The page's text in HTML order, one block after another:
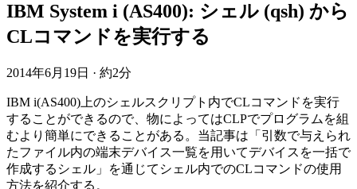
IBM System i (AS400): シェル (qsh) から
CLコマンドを実行する
2014年6月19日 · 約2分
IBM i(AS400)上のシェルスクリプト内でCLコマンドを実行
することができるので、物によってはCLPでプログラムを組
むより簡単にできることがある。当記事は「引数で与えられ
たファイル内の端末デバイス一覧を用いてデバイスを一括で
作成するシェル」を通じてシェル内でのCLコマンドの使用
方法を紹介する。